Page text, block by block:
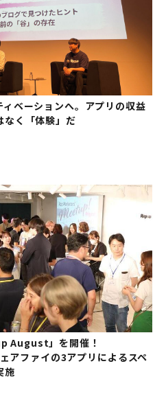
ベーションへ。アプリの収益
なく「体験」だ
August」を開催！
アファイの3アプリによるスペ
施